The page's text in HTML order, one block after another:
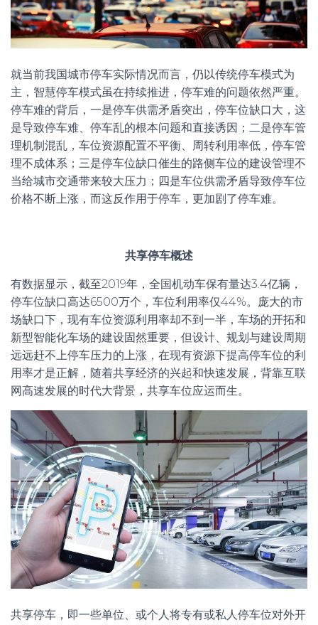
就当前我国城市停车实际情况而言，仍以传统停车模式为
主，智慧停车模式虽在持续推进，停车难的问题依然严重。
停车难的背后，一是停车供需矛盾突出，停车位缺口大，这
是导致停车难、停车乱的根本问题和直接诱因；二是停车管
理机制混乱，车位资源配置不平衡、周转利用率低，停车管
理不成体系；三是停车位缺口催生的路侧车位的建设管理不
当给城市交通带来较大压力；四是车位供需矛盾导致停车位
价格不断上涨，而这反作用于停车，更加剧了停车难。
共享停车概述
有数据显示，截至2019年，全国机动车保有量达3.4亿辆，
停车位缺口高达6500万个，车位利用率仅44%。庞大的市
场缺口下，现有车位资源利用率却不到一半，车场的开拓和
新型智能化车场的建设固然重要，但设计、规划与建设周期
远远赶不上停车压力的上涨，在现有资源下提高停车位的利
用率才是正解，随着共享经济的兴起和快速发展，背靠互联
网高速发展的时代大背景，共享车位应运而生。
共享停车，即一些单位、或个人将专有或私人停车位对外开